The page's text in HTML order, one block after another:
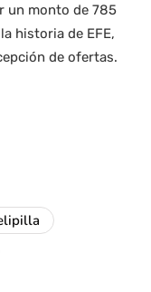
un monto de 785
historia de EFE,
de ofertas.